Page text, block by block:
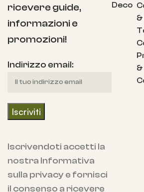
ricevere guide,
informazioni e
promozioni!
Indirizzo email:
Iscrivendoti accetti la
nostra Informativa
sulla privacy e fornisci
il consenso a ricevere
Deco
&